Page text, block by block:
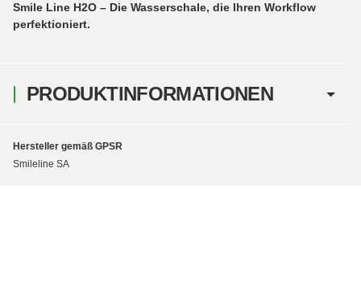
PRODUKTINFORMATIONEN
Smile Line H2O – Die Wasserschale, die Ihren Workflow
perfektioniert.
Hersteller gemäß GPSR
Smileline SA